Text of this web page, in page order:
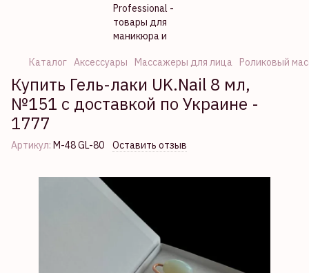
Каталог Аксессуары Массажеры для лица Роликовый
Купить Гель-лаки UK.Nail 8 мл,
№151 с доставкой по Украине -
1777
Артикул: M-48 GL-80 Оставить отзыв